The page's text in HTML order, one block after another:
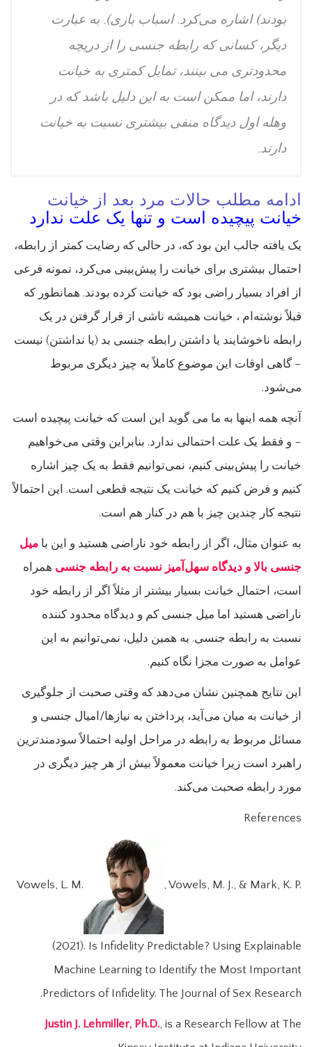
بودند) اشاره می‌کرد. اسباب بازی). به عبارت
دیگر، کسانی که رابطه جنسی را از دریچه
محدودتری می بینند، تمایل کمتری به خیانت
دارند، اما ممکن است به این دلیل باشد که در
وهله اول دیدگاه منفی بیشتری نسبت به خیانت
دارند.
ادامه مطلب حالات مرد بعد از خیانت
خیانت پیچیده است و تنها یک علت ندارد
یک یافته جالب این بود که، در حالی که رضایت کمتر از رابطه،
احتمال بیشتری برای خیانت را پیش‌بینی می‌کرد، نمونه فرعی
از افراد بسیار راضی بود که خیانت کرده بودند. همانطور که
قبلاً نوشته‌ام ، خیانت همیشه ناشی از قرار گرفتن در یک
رابطه ناخوشایند یا داشتن رابطه جنسی بد (یا نداشتن) نیست
– گاهی اوقات این موضوع کاملاً به چیز دیگری مربوط
می‌شود.
آنچه همه اینها به ما می گوید این است که خیانت پیچیده است
– و فقط یک علت احتمالی ندارد. بنابراین وقتی می‌خواهیم
خیانت را پیش‌بینی کنیم، نمی‌توانیم فقط به یک چیز اشاره
کنیم و فرض کنیم که خیانت یک نتیجه قطعی است. این احتمالاً
نتیجه کار چندین چیز با هم در کنار هم است.
به عنوان مثال، اگر از رابطه خود ناراضی هستید و این با میل
جنسی بالا و دیدگاه سهل‌آمیز نسبت به رابطه جنسی همراه
است، احتمال خیانت بسیار بیشتر از مثلاً اگر از رابطه خود
ناراضی هستید اما میل جنسی کم و دیدگاه محدود کننده
نسبت به رابطه جنسی. به همین دلیل، نمی‌توانیم به این
عوامل به صورت مجزا نگاه کنیم.
این نتایج همچنین نشان می‌دهد که وقتی صحبت از جلوگیری
از خیانت به میان می‌آید، پرداختن به نیازها/امیال جنسی و
مسائل مربوط به رابطه در مراحل اولیه احتمالاً سودمندترین
راهبرد است زیرا خیانت معمولاً بیش از هر چیز دیگری در
مورد رابطه صحبت می‌کند.
References
Vowels, L. M. , Vowels, M. J., & Mark, K. P.
(2021). Is Infidelity Predictable? Using Explainable
Machine Learning to Identify the Most Important
Predictors of Infidelity. The Journal of Sex Research.
Justin J. Lehmiller, Ph.D., is a Research Fellow at The